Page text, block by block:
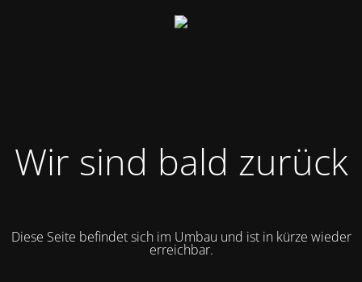
Wir sind bald zurück
Diese Seite befindet sich im Umbau und ist in kürze wieder
erreichbar.